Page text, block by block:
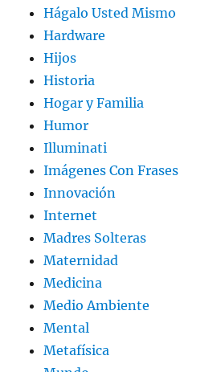
Hágalo Usted Mismo
Hardware
Hijos
Historia
Hogar y Familia
Humor
Illuminati
Imágenes Con Frases
Innovación
Internet
Madres Solteras
Maternidad
Medicina
Medio Ambiente
Mental
Metafísica